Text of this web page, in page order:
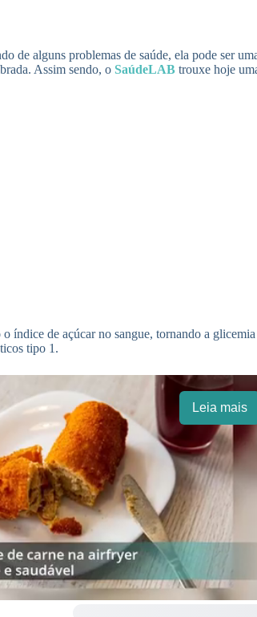
de alguns problemas de saúde, ela pode ser
Assim sendo, o SaúdeLAB trouxe hoje
de açúcar no sangue, tornando a
tipo 1.
Leia mais